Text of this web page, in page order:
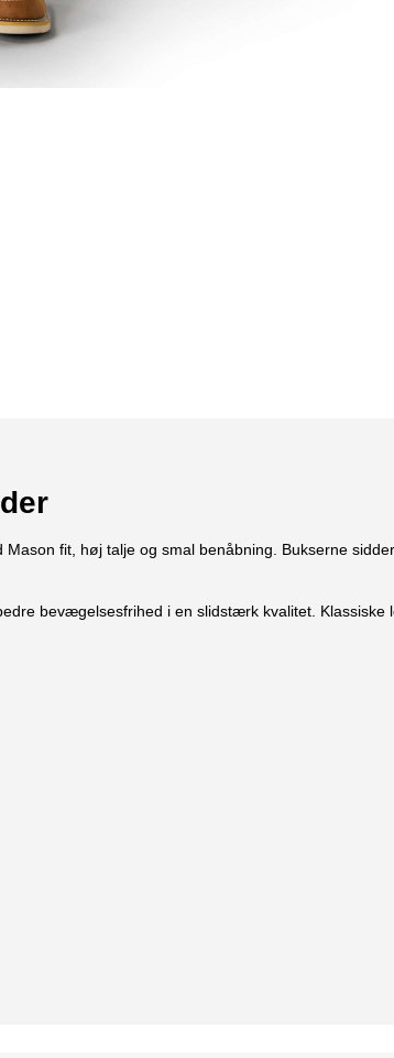
fit, høj talje og smal benåbning. Bukserne
bevægelsesfrihed i en slidstærk kvalitet.